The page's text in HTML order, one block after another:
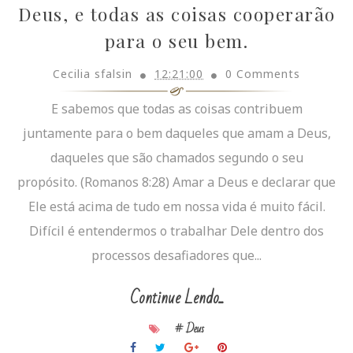
Deus, e todas as coisas cooperarão
para o seu bem.
Cecilia sfalsin 12:21:00 0 Comments
E sabemos que todas as coisas contribuem
juntamente para o bem daqueles que amam a Deus,
daqueles que são chamados segundo o seu
propósito. (Romanos 8:28) Amar a Deus e declarar que
Ele está acima de tudo em nossa vida é muito fácil.
Difícil é entendermos o trabalhar Dele dentro dos
processos desafiadores que...
Continue Lendo...
# Deus